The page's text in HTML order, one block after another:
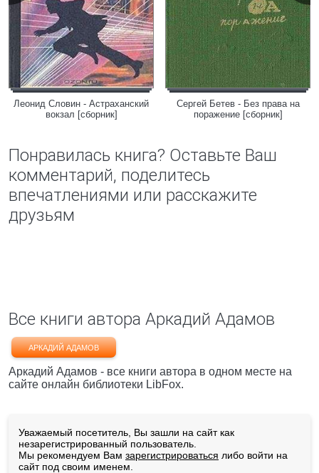
Леонид Словин - Астраханский
вокзал [сборник]
Сергей Бетев - Без права на
поражение [сборник]
Понравилась книга? Оставьте Ваш
комментарий, поделитесь
впечатлениями или расскажите
друзьям
Все книги автора Аркадий Адамов
АРКАДИЙ АДАМОВ
Аркадий Адамов - все книги автора в одном месте на
сайте онлайн библиотеки LibFox.
Уважаемый посетитель, Вы зашли на сайт как
незарегистрированный пользователь.
Мы рекомендуем Вам зарегистрироваться либо войти на
сайт под своим именем.